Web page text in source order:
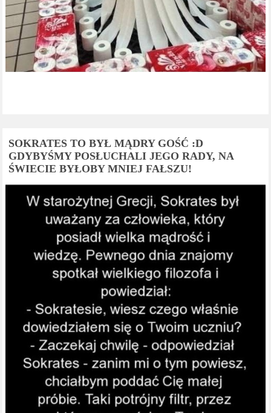
SOKRATES TO BYŁ MĄDRY GOŚĆ :D
GDYBYŚMY POSŁUCHALI JEGO RADY, NA
ŚWIECIE BYŁOBY MNIEJ FAŁSZU!